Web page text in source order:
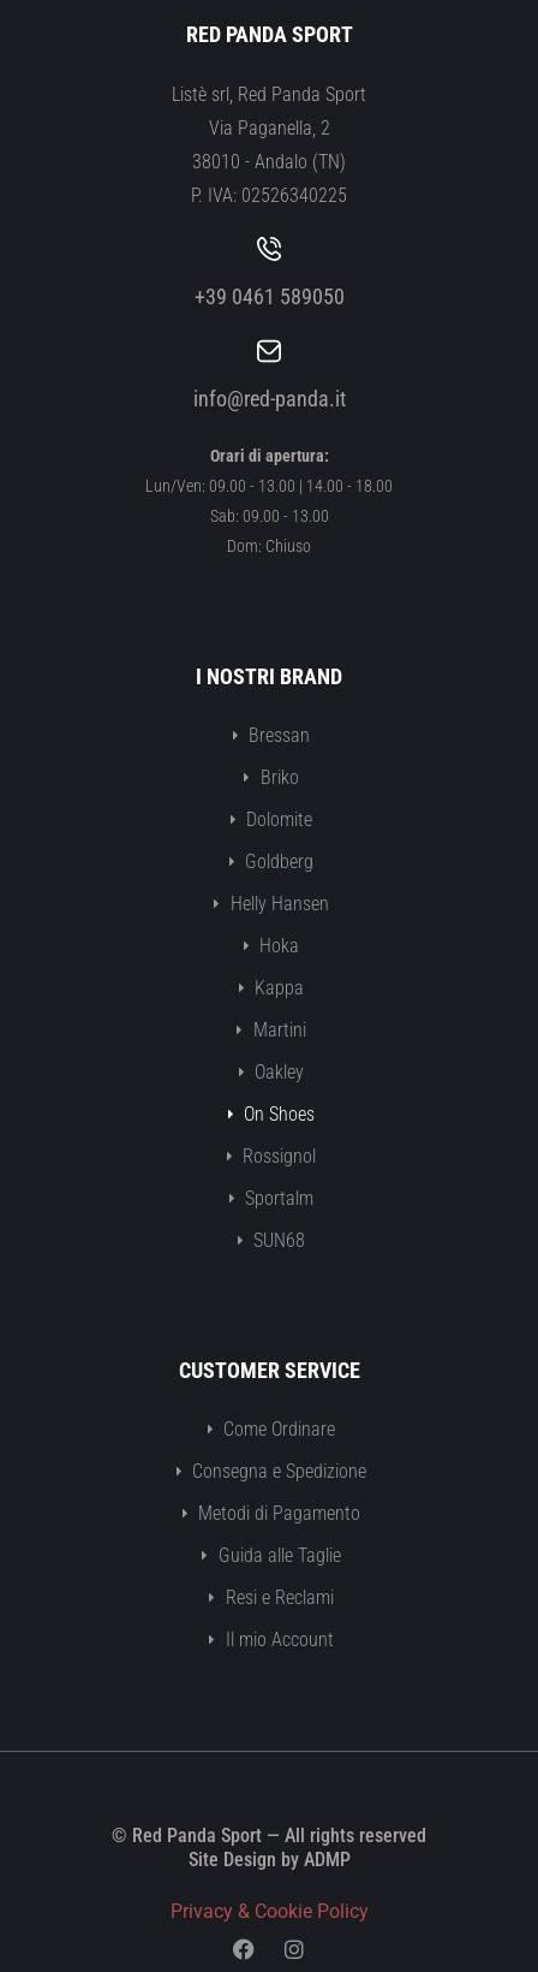
RED PANDA SPORT
Listè srl, Red Panda Sport
Via Paganella, 2
38010 - Andalo (TN)
P. IVA: 02526340225
+39 0461 589050
info@red-panda.it
Orari di apertura:
Lun/Ven: 09.00 - 13.00 | 14.00 - 18.00
Sab: 09.00 - 13.00
Dom: Chiuso
I NOSTRI BRAND
Bressan
Briko
Dolomite
Goldberg
Helly Hansen
Hoka
Kappa
Martini
Oakley
On Shoes
Rossignol
Sportalm
SUN68
CUSTOMER SERVICE
Come Ordinare
Consegna e Spedizione
Metodi di Pagamento
Guida alle Taglie
Resi e Reclami
Il mio Account
© Red Panda Sport — All rights reserved
Site Design by ADMP
Privacy & Cookie Policy